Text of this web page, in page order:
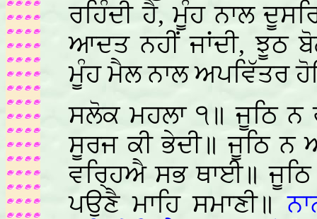
ਰਹਿੰਦੀ ਹੈ, ਮੂੰਹ ਨਾਲ
ਆਦਤ ਨਹੀਂ ਜਾਂਦੀ, ਝੂਠ
ਮੂੰਹ ਮੈਲ ਨਾਲ ਅਪਵਿੱਤਰ
ਸਲੋਕ ਮਹਲਾ ੧॥ ਜੂਠਿ ਨ
ਸੂਰਜ ਕੀ ਭੇਦੀ॥ ਜੂਠਿ ਨ
ਵਰ੍ਹਿਐ ਸਭ ਥਾਈ॥ ਜੂਠਿ
ਪਉਣੈ ਮਾਹਿ ਸਮਾਣੀ॥